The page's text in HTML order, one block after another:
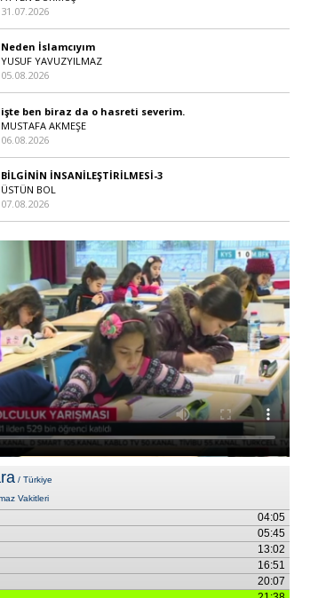
31.07.2026
Neden İslamcıyım
YUSUF YAVUZYILMAZ
05.08.2026
işte ben biraz da o hasreti severim.
MUSTAFA AKMEŞE
06.08.2026
BİLGİNİN İNSANİLEŞTİRİLMESİ-3
ÜSTÜN BOL
07.08.2026